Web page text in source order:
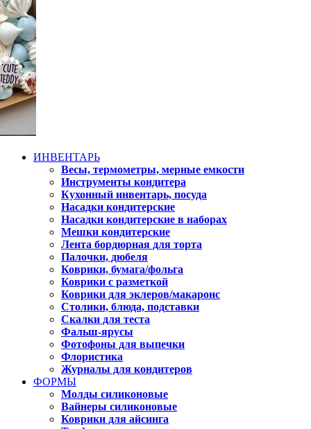
ИНВЕНТАРЬ
Весы, термометры, мерные емкости
Инструменты кондитера
Кухонный инвентарь, посуда
Насадки кондитерские
Насадки кондитерские в наборах
Мешки кондитерские
Лента бордюрная для торта
Палочки, дюбеля
Коврики, бумага/фольга
Коврики с разметкой
Коврики для эклеров/макаронс
Столики, блюда, подставки
Скалки для теста
Фальш-ярусы
Фотофоны для выпечки
Флористика
Журналы для кондитеров
ФОРМЫ
Молды силиконовые
Вайнеры силиконовые
Коврики для айсинга